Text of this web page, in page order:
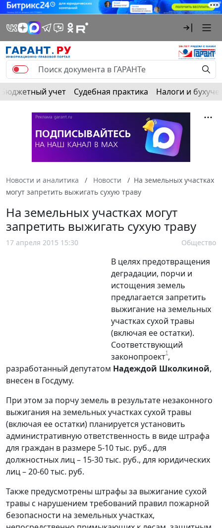
Бюджетный учет Судебная практика Налоги и
Новости и аналитика Новости
На земельных участках
могут запретить выжигать сухую траву
На земельных участках могут
запретить выжигать сухую траву
17 апреля 2015 15:30 Общество
В целях предотвращения
деградации, порчи и
истощения земель
предлагается запретить
выжигание на земельных
участках сухой травы
(включая ее остатки).
Соответствующий
законопроект1,
разработанный депутатом Надеждой Школкиной,
внесен в Госдуму.
При этом за порчу земель в результате незаконного
выжигания на земельных участках сухой травы
(включая ее остатки) планируется установить
административную ответственность в виде штрафа
для граждан в размере 5-10 тыс. руб., для
должностных лиц – 15-30 тыс. руб., для юридических
лиц – 20-60 тыс. руб.
Также предусмотрены штрафы за выжигание сухой
травы с нарушением требований правил пожарной
безопасности на земельных участках,